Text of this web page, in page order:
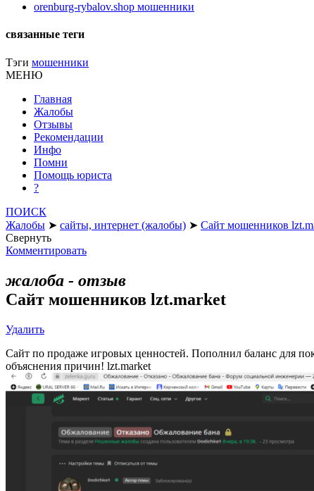
orenburg-rybalov.shop мошенники
связанные теги
Тэги мошенники
МЕНЮ
Главная
Жалобы
Отзывы
Рекомендации
Инфо
Помни
Помощь юриста
?
ПОИСК
Жалобы ➤ сайты, интернет (жалобы) ➤ Сайт мошенников
Свернуть
Комментировать
жалоба - отзыв
Сайт мошенников lzt.market
Удалить
Сайт по продаже игровых ценностей. Пополнил баланс для
объяснения причин! lzt.market